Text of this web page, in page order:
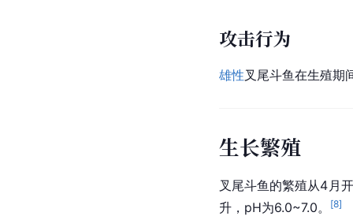
攻击行为
雄性叉尾斗鱼在生殖期
生长繁殖
叉尾斗鱼的繁殖从4月
升，pH为6.0~7.0。
[8]